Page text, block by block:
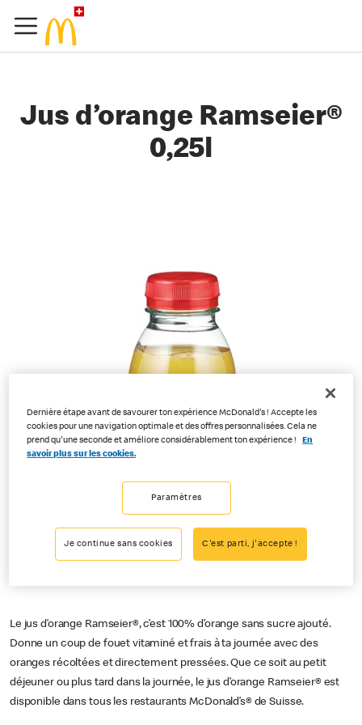
Jus d’orange Ramseier®
0,25l
Le jus d’orange Ramseier®, c’est 100% d’orange sans sucre ajouté.
Donne un coup de fouet vitaminé et frais à ta journée avec des
oranges récoltées et directement pressées. Que ce soit au petit
déjeuner ou plus tard dans la journée, le jus d’orange Ramseier® est
disponible dans tous les restaurants McDonald’s® de Suisse.
Dernière étape avant de savourer ton expérience McDonald's ! Accepte les
cookies pour une navigation optimale et des offres personnalisées. Cela ne
prend qu'une seconde et améliore considérablement ton expérience !
En
savoir plus sur les cookies.
Paramètres
Je continue sans cookies C'est parti, j'accepte !